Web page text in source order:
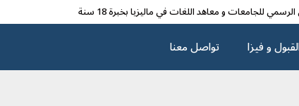
للجامعات و معاهد اللغات في مالیزیا بخبرة 18 سنة
و فیزا تواصل معنا